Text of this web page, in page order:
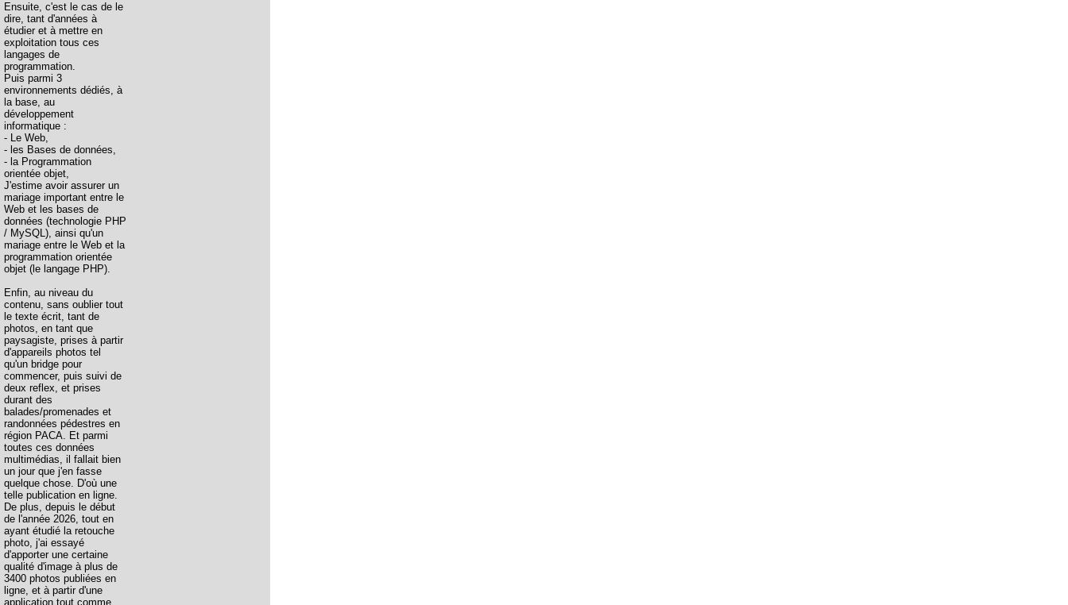
Ensuite, c'est le cas de le
dire, tant d'années à
étudier et à mettre en
exploitation tous ces
langages de
programmation.
Puis parmi 3
environnements dédiés, à
la base, au
développement
informatique :
- Le Web,
- les Bases de données,
- la Programmation
orientée objet,
J'estime avoir assurer un
mariage important entre le
Web et les bases de
données (technologie PHP
/ MySQL), ainsi qu'un
mariage entre le Web et la
programmation orientée
objet (le langage PHP).
Enfin, au niveau du
contenu, sans oublier tout
le texte écrit, tant de
photos, en tant que
paysagiste, prises à partir
d'appareils photos tel
qu'un bridge pour
commencer, puis suivi de
deux reflex, et prises
durant des
balades/promenades et
randonnées pédestres en
région PACA. Et parmi
toutes ces données
multimédias, il fallait bien
un jour que j'en fasse
quelque chose. D'où une
telle publication en ligne.
De plus, depuis le début
de l'année 2026, tout en
ayant étudié la retouche
photo, j'ai essayé
d'apporter une certaine
qualité d'image à plus de
3400 photos publiées en
ligne, et à partir d'une
application tout comme